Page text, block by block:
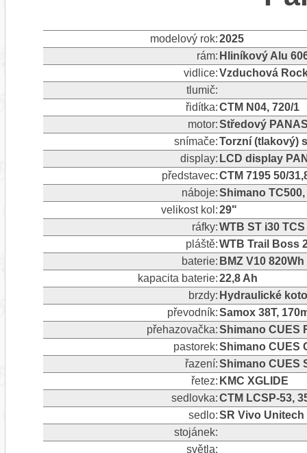
modelový rok:2025
rám: Hliníkový Alu
vidlice:Vzduchová
tlumič:
řidítka:CTM N04, 720/1
motor:Středový
snímače:Torzní (tlakový)
display: LCD display
představec:CTM 7195 50/
náboje:Shimano
velikost kol:29"
ráfky:WTB ST i30
pláště:WTB Trail Boss
baterie: BMZ V10
kapacita baterie:22,8 Ah
brzdy: Hydraulické
převodník:Samox 38T,
přehazovačka:Shimano CUES
pastorek:Shimano CUES
řazení:Shimano CUES
řetez: KMC XGLIDE
sedlovka:CTM LCSP-53,
sedlo:SR Vivo Unitech
stojánek:
světla: